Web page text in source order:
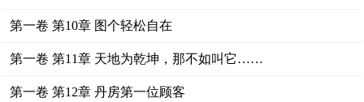
第一卷 第10章 图个轻松自在
第一卷 第11章 天地为乾坤，那不如叫它……
第一卷 第12章 丹房第一位顾客